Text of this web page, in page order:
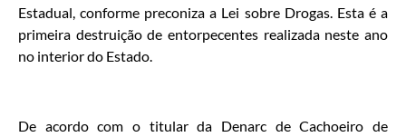
Estadual, conforme preconiza a Lei sobre Drogas. Esta é a
primeira destruição de entorpecentes realizada neste ano
no interior do Estado.
De acordo com o titular da Denarc de Cachoeiro de